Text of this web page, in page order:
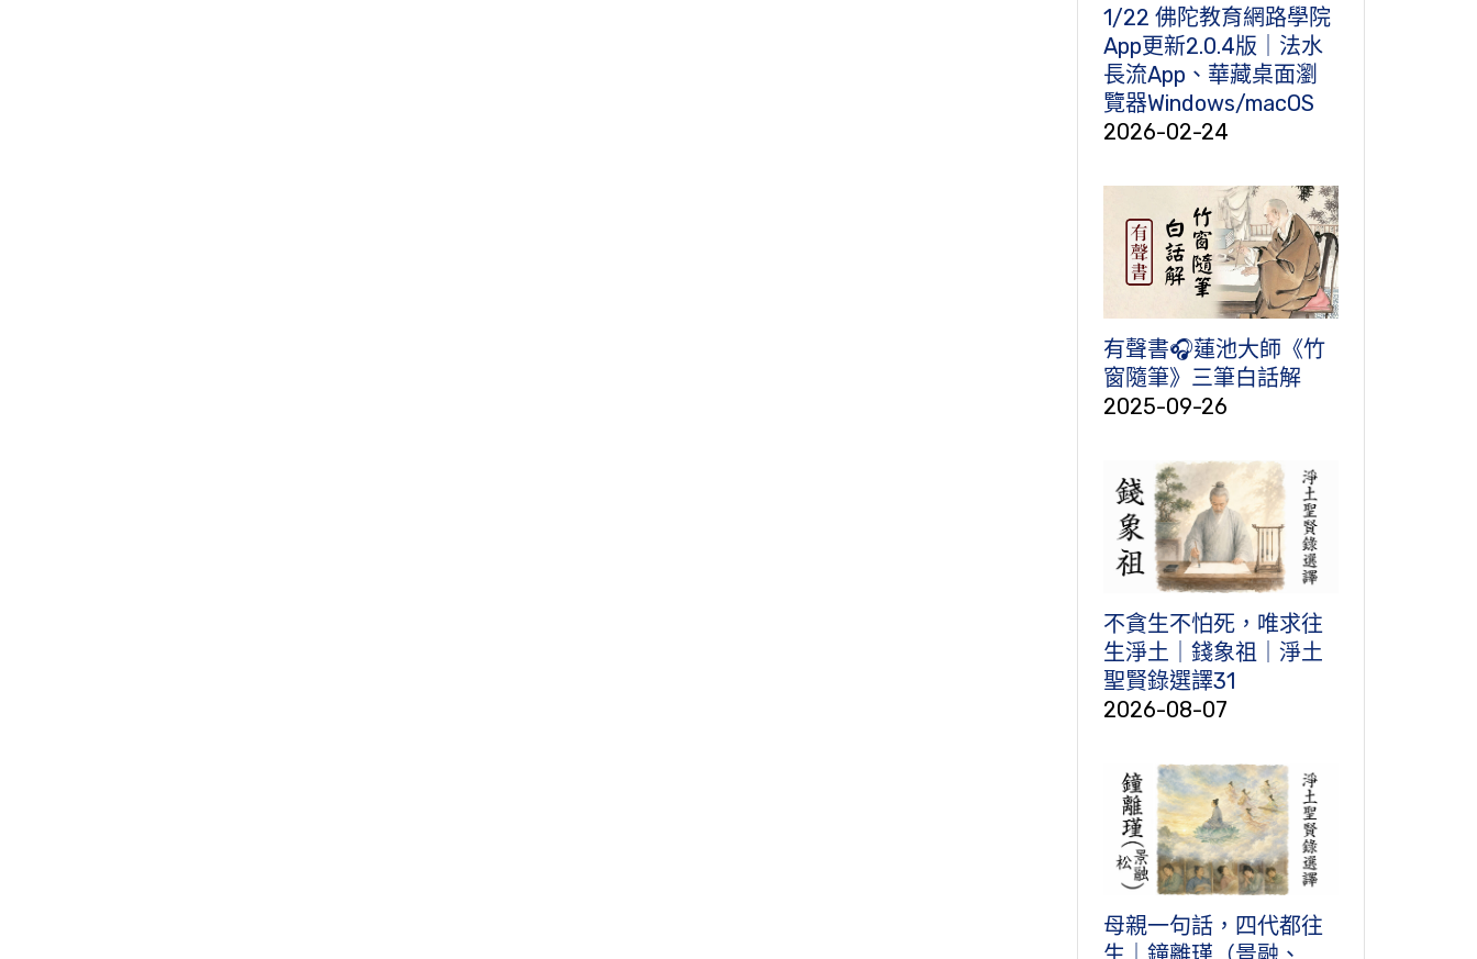
1/22 佛陀教育網路學院
App更新2.0.4版｜法水
長流App、華藏桌面瀏
覽器Windows/macOS
2026-02-24
有聲書🎧蓮池大師《竹
窗隨筆》三筆白話解
2025-09-26
不貪生不怕死，唯求往
生淨土｜錢象祖｜淨土
聖賢錄選譯31
2026-08-07
母親一句話，四代都往